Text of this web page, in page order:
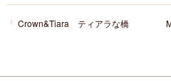
Crown&Tiara ティアラな橋